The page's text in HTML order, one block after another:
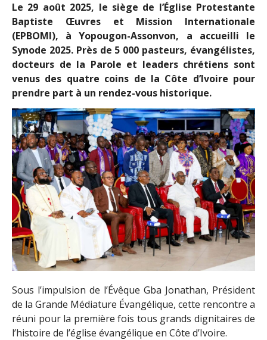
Le 29 août 2025, le siège de l’Église Protestante
Baptiste Œuvres et Mission Internationale
(EPBOMI), à Yopougon-Assonvon, a accueilli le
Synode 2025. Près de 5 000 pasteurs, évangélistes,
docteurs de la Parole et leaders chrétiens sont
venus des quatre coins de la Côte d’Ivoire pour
prendre part à un rendez-vous historique.
Sous l’impulsion de l’Évêque Gba Jonathan, Président
de la Grande Médiature Évangélique, cette rencontre a
réuni pour la première fois tous grands dignitaires de
l’histoire de l’église évangélique en Côte d’Ivoire.